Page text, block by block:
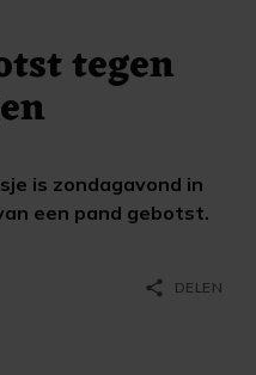
tegen
is zondagavond in
een pand gebotst.
share DELEN